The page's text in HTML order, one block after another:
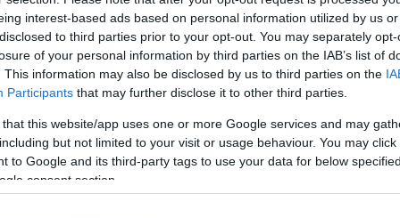
interest-based ads based on personal information utilized by us
to third parties prior to your opt-out. You may separately
of your personal information by third parties on the IAB’s list of
This information may also be disclosed by us to third parties on the
Participants that may further disclose it to other third parties.
that this website/app uses one or more Google services and may
but not limited to your visit or usage behaviour. You may
to Google and its third-party tags to use your data for below
consent section.
και καφέ
Μπάντεν και επίσκεψη στο ιστορικό Καζίνο και τη
«Μικρής Γαλλίας» και του επιβλητικού
(Ribeauville, Riquewihr, Eguisheim) και των
Βενετία, τα κανάλια, τις γέφυρες και τα
με τον Πύργο των Ρολογιών, τον